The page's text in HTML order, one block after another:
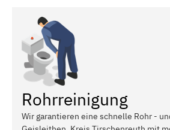
Rohrreinigung
Wir garantieren eine schnelle Rohr -